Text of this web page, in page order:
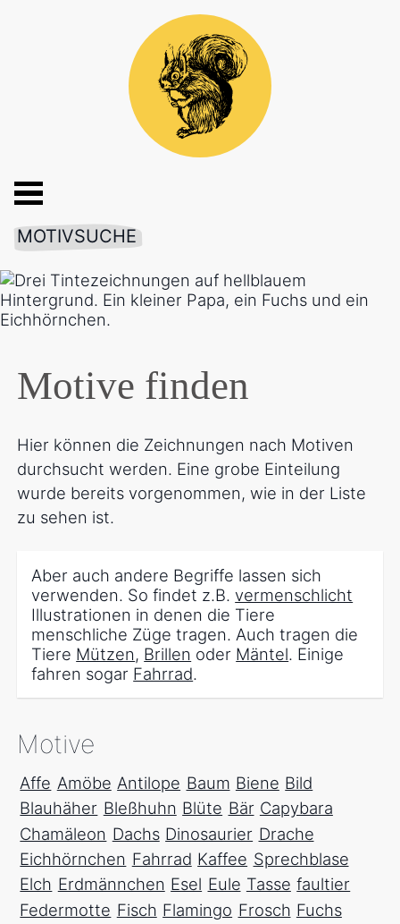
MOTIVSUCHE
Motive finden
Hier können die Zeichnungen nach Motiven
durchsucht werden. Eine grobe Einteilung
wurde bereits vorgenommen, wie in der Liste
zu sehen ist.
Aber auch andere Begriffe lassen sich
verwenden. So findet z.B.vermenschlicht
Illustrationen in denen die Tiere
menschliche Züge tragen. Auch tragen die
Tiere Mützen, Brillen oder Mäntel. Einige
fahren sogar Fahrrad.
Motive
Affe Amöbe Antilope Baum Biene Bild
Blauhäher Bleßhuhn Blüte Bär Capybara
Chamäleon Dachs Dinosaurier Drache
Eichhörnchen Fahrrad Kaffee Sprechblase
Elch Erdmännchen Esel Eule Tasse faultier
Federmotte Fisch Flamingo Frosch Fuchs